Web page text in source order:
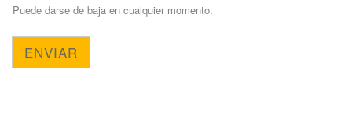
Puede darse de baja en cualquier momento.
ENVIAR